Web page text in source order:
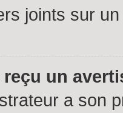
joints sur
un
a son